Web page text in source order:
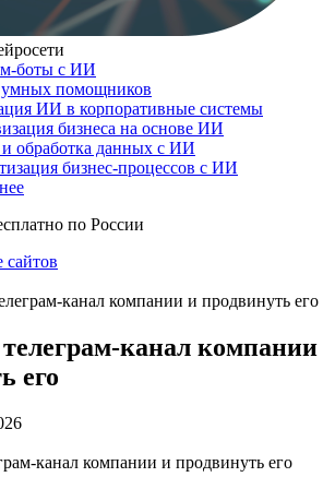
боты с ИИ
помощников
ИИ в корпоративные системы
бизнеса на основе ИИ
обработка данных с ИИ
бизнес-процессов с ИИ
по России
канал компании и продвинуть его
телеграм-канал компании
его